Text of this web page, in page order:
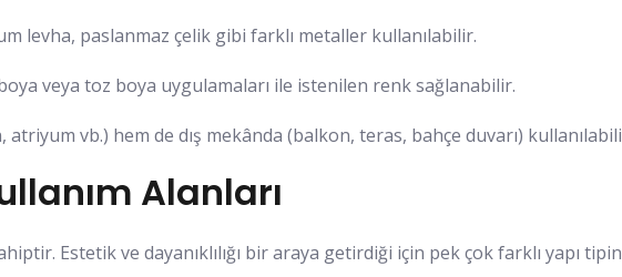
levha, paslanmaz çelik gibi farklı metaller kullanılabilir.
veya toz boya uygulamaları ile istenilen renk sağlanabilir.
vb.) hem de dış mekânda (balkon, teras, bahçe duvarı)
Alanları
Estetik ve dayanıklılığı bir araya getirdiği için pek çok farklı yapı